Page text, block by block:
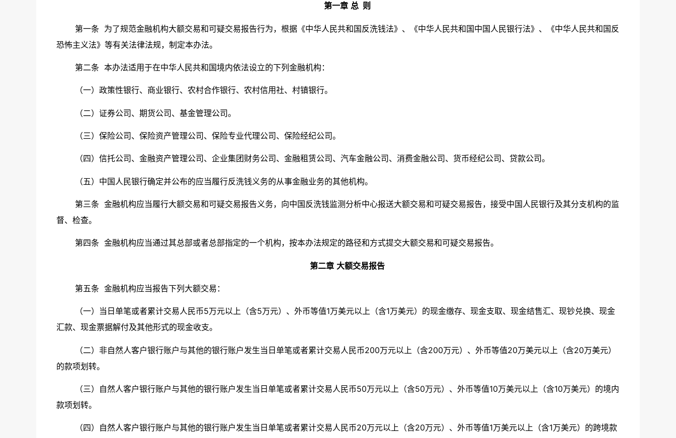
第一章 总 则
第一条 为了规范金融机构大额交易和可疑交易报告行为，根据《中华人民共和国反洗钱法》、《中华人民共和国中国人民银行法》、《中华人民共和国反
恐怖主义法》等有关法律法规，制定本办法。
第二条 本办法适用于在中华人民共和国境内依法设立的下列金融机构：
（一）政策性银行、商业银行、农村合作银行、农村信用社、村镇银行。
（二）证券公司、期货公司、基金管理公司。
（三）保险公司、保险资产管理公司、保险专业代理公司、保险经纪公司。
（四）信托公司、金融资产管理公司、企业集团财务公司、金融租赁公司、汽车金融公司、消费金融公司、货币经纪公司、贷款公司。
（五）中国人民银行确定并公布的应当履行反洗钱义务的从事金融业务的其他机构。
第三条 金融机构应当履行大额交易和可疑交易报告义务，向中国反洗钱监测分析中心报送大额交易和可疑交易报告，接受中国人民银行及其分支机构的监
督、检查。
第四条 金融机构应当通过其总部或者总部指定的一个机构，按本办法规定的路径和方式提交大额交易和可疑交易报告。
第二章 大额交易报告
第五条 金融机构应当报告下列大额交易：
（一）当日单笔或者累计交易人民币5万元以上（含5万元）、外币等值1万美元以上（含1万美元）的现金缴存、现金支取、现金结售汇、现钞兑换、现金
汇款、现金票据解付及其他形式的现金收支。
（二）非自然人客户银行账户与其他的银行账户发生当日单笔或者累计交易人民币200万元以上（含200万元）、外币等值20万美元以上（含20万美元）
的款项划转。
（三）自然人客户银行账户与其他的银行账户发生当日单笔或者累计交易人民币50万元以上（含50万元）、外币等值10万美元以上（含10万美元）的境内
款项划转。
（四）自然人客户银行账户与其他的银行账户发生当日单笔或者累计交易人民币20万元以上（含20万元）、外币等值1万美元以上（含1万美元）的跨境款